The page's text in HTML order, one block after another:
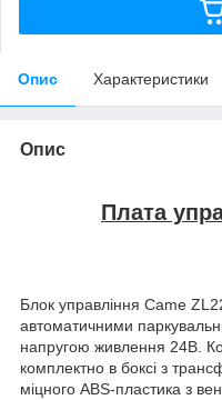
Опис Характеристики
Опис
Плата
Блок управління Came
автоматичними
напругою живлення 24В.
комплектно в боксі з
міцного ABS-пластика з